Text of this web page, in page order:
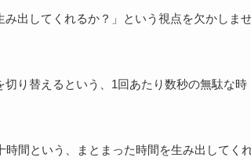
出してくれるか？」という視点を欠かしま
り替えるという、1回あたり数秒の無駄な時
間という、まとまった時間を生み出してく